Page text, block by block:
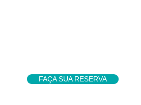
FAÇA SUA RESERVA